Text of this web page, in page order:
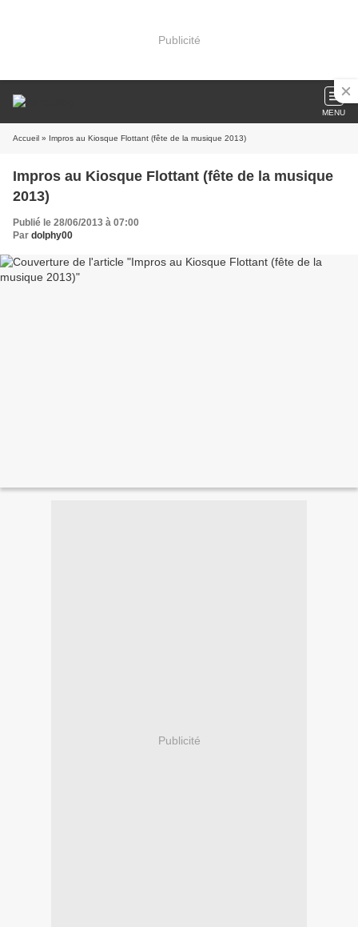
Publicité
MENU
Accueil » Impros au Kiosque Flottant (fête de la musique 2013)
Impros au Kiosque Flottant (fête de la musique
2013)
Publié le 28/06/2013 à 07:00
Par dolphy00
Publicité